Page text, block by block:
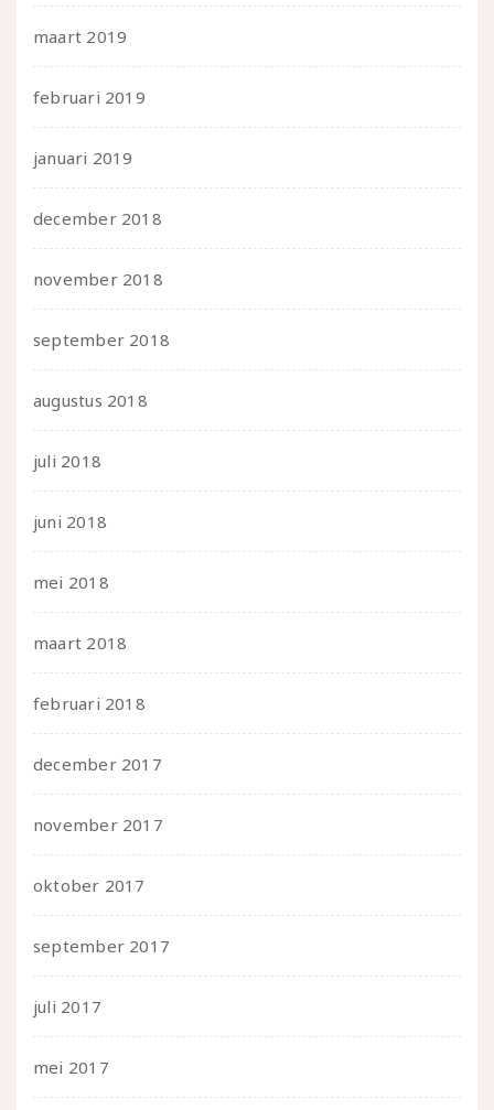
maart 2019
februari 2019
januari 2019
december 2018
november 2018
september 2018
augustus 2018
juli 2018
juni 2018
mei 2018
maart 2018
februari 2018
december 2017
november 2017
oktober 2017
september 2017
juli 2017
mei 2017